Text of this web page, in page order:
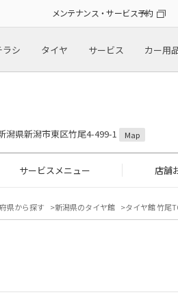
メンテナンス・サービス予約
シ タイヤ サービス カー用
県新潟市東区竹尾4-499-1 Map
サービスメニュー 店舗
県から探す 新潟県のタイヤ館 タイヤ館 竹尾